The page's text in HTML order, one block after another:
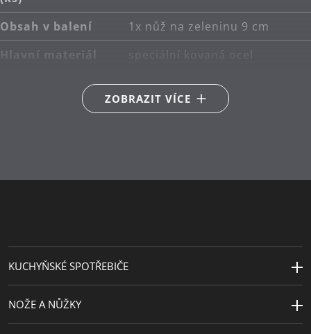
Vyrobeno v Německu: nůž v prémiové kvalitě.
Obsah v balení
1x nůž na zeleninu 9 cm
Hlavní materiál
speciální kovaná ocel
Péče o výrobky
ruční mytí
Německo
ZOBRAZIT VÍCE
KUCHYŇSKÉ SPOTŘEBIČE
NOŽE A NŮŽKY